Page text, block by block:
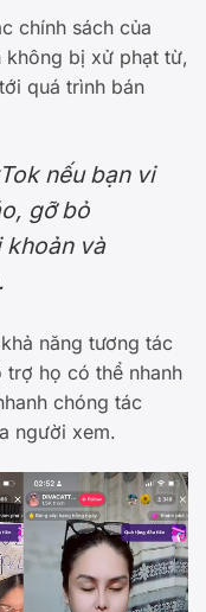
chính sách của
không bị xử phạt từ,
quá trình bán
nếu bạn vi
gỡ bỏ
khoản và
năng tương tác
họ có thể nhanh
chóng tác
người xem.